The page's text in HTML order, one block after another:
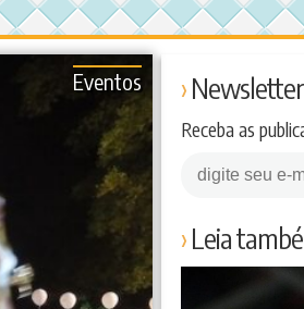
Eventos Newsletter
Receba as
Leia